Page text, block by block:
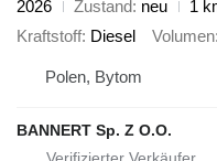
2026
Zustand neu 1
Kraftstoff Diesel Volumen
Polen, Bytom
BANNERT Sp. Z O.O.